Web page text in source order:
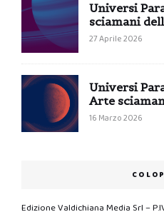
Universi
sciamani
27 Aprile 2026
Universi
Arte
16 Marzo 2026
Edizione Valdichiana Media Srl –